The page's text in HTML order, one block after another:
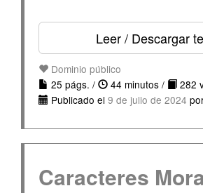
Leer / Descargar
Dominio público
25 págs. /
44 minutos /
282
Publicado el 9 de julio de 2024
Caracteres